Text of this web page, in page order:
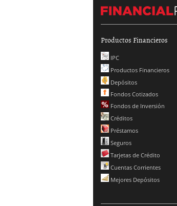
Productos Financieros
IPC
Productos Financieros
Depósitos
Fondos Cotizados
Fondos de Inversión
Créditos
Préstamos
Seguros
Tarjetas de Crédito
Cuentas Corrientes
Mejores Depósitos